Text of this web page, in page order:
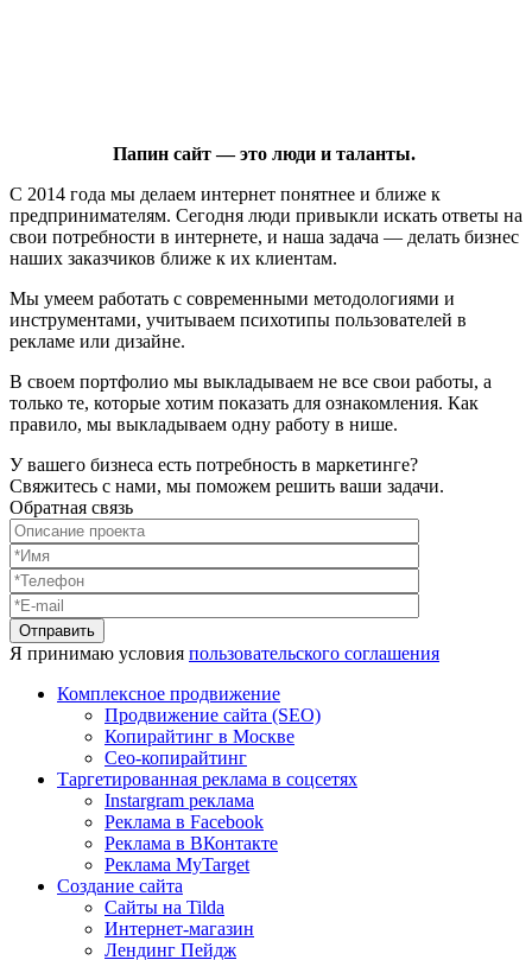
Папин сайт — это люди и таланты.
С 2014 года мы делаем интернет понятнее и ближе к
предпринимателям. Сегодня люди привыкли искать ответы на
свои потребности в интернете, и наша задача — делать бизнес
наших заказчиков ближе к их клиентам.
Мы умеем работать с современными методологиями и
инструментами, учитываем психотипы пользователей в
рекламе или дизайне.
В своем портфолио мы выкладываем не все свои работы, а
только те, которые хотим показать для ознакомления. Как
правило, мы выкладываем одну работу в нише.
У вашего бизнеса есть потребность в маркетинге?
Свяжитесь с нами, мы поможем решить ваши задачи.
Обратная связь
Я принимаю условия пользовательского соглашения
Комплексное продвижение
Продвижение сайта (SEO)
Копирайтинг в Москве
Сео-копирайтинг
Таргетированная реклама в соцсетях
Instargram реклама
Реклама в Facebook
Реклама в ВКонтакте
Реклама MyTarget
Создание сайта
Сайты на Tilda
Интернет-магазин
Лендинг Пейдж